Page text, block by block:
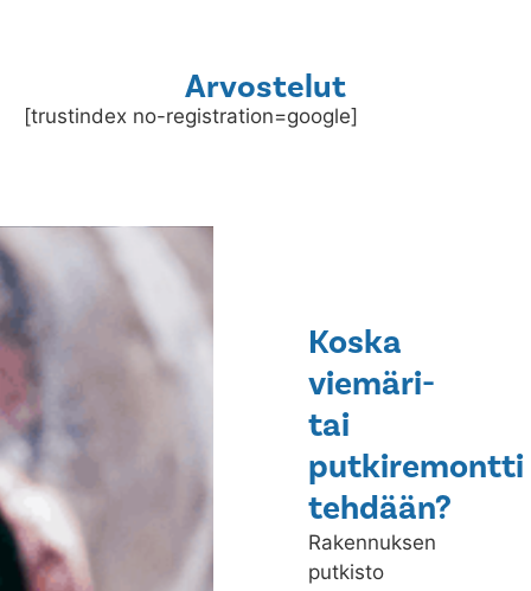
Arvostelut
[trustindex no-registration=google]
Koska
viemäri-
tai
putkiremontti
tehdään?
Rakennuksen
putkisto